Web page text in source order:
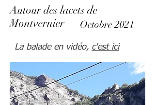
Autour des lacets de
Montvernier
Octobre 2021
La balade en vidéo, c'est ici